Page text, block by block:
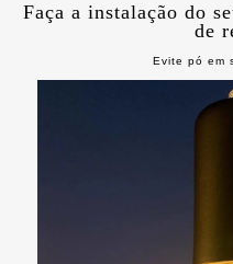
Faça a instalação do
de
Evite pó em